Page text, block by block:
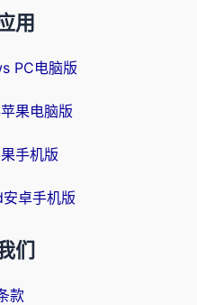
用
PC电脑版
果电脑版
手机版
卓手机版
们
款